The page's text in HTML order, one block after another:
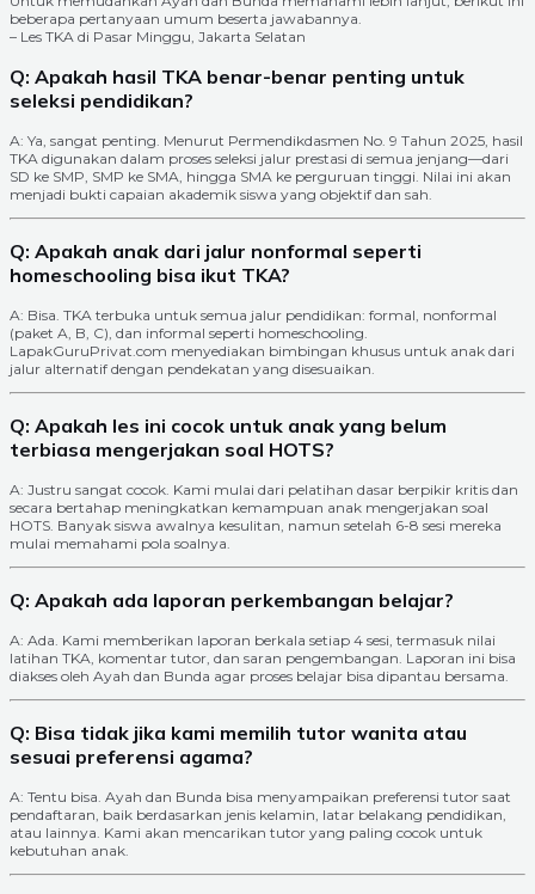
beberapa pertanyaan umum beserta jawabannya.
– Les TKA di Pasar Minggu, Jakarta Selatan
Q: Apakah hasil TKA benar-benar penting untuk
seleksi pendidikan?
A: Ya, sangat penting. Menurut Permendikdasmen No. 9 Tahun 2025, hasil
TKA digunakan dalam proses seleksi jalur prestasi di semua jenjang—dari
SD ke SMP, SMP ke SMA, hingga SMA ke perguruan tinggi. Nilai ini akan
menjadi bukti capaian akademik siswa yang objektif dan sah.
Q: Apakah anak dari jalur nonformal seperti
homeschooling bisa ikut TKA?
A: Bisa. TKA terbuka untuk semua jalur pendidikan: formal, nonformal
(paket A, B, C), dan informal seperti homeschooling.
LapakGuruPrivat.com menyediakan bimbingan khusus untuk anak dari
jalur alternatif dengan pendekatan yang disesuaikan.
Q: Apakah les ini cocok untuk anak yang belum
terbiasa mengerjakan soal HOTS?
A: Justru sangat cocok. Kami mulai dari pelatihan dasar berpikir kritis dan
secara bertahap meningkatkan kemampuan anak mengerjakan soal
HOTS. Banyak siswa awalnya kesulitan, namun setelah 6-8 sesi mereka
mulai memahami pola soalnya.
Q: Apakah ada laporan perkembangan belajar?
A: Ada. Kami memberikan laporan berkala setiap 4 sesi, termasuk nilai
latihan TKA, komentar tutor, dan saran pengembangan. Laporan ini bisa
diakses oleh Ayah dan Bunda agar proses belajar bisa dipantau bersama.
Q: Bisa tidak jika kami memilih tutor wanita atau
sesuai preferensi agama?
A: Tentu bisa. Ayah dan Bunda bisa menyampaikan preferensi tutor saat
pendaftaran, baik berdasarkan jenis kelamin, latar belakang pendidikan,
atau lainnya. Kami akan mencarikan tutor yang paling cocok untuk
kebutuhan anak.